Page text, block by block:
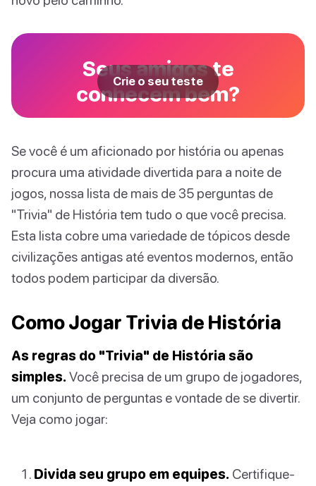
Seus amigos te
conhecem bem?
Crie o seu teste
Se você é um aficionado por história ou apenas
procura uma atividade divertida para a noite de
jogos, nossa lista de mais de 35 perguntas de
"Trivia" de História tem tudo o que você precisa.
Esta lista cobre uma variedade de tópicos desde
civilizações antigas até eventos modernos, então
todos podem participar da diversão.
Como Jogar Trivia de História
As regras do "Trivia" de História são
simples. Você precisa de um grupo de jogadores,
um conjunto de perguntas e vontade de se divertir.
Veja como jogar:
Divida seu grupo em equipes. Certifique-